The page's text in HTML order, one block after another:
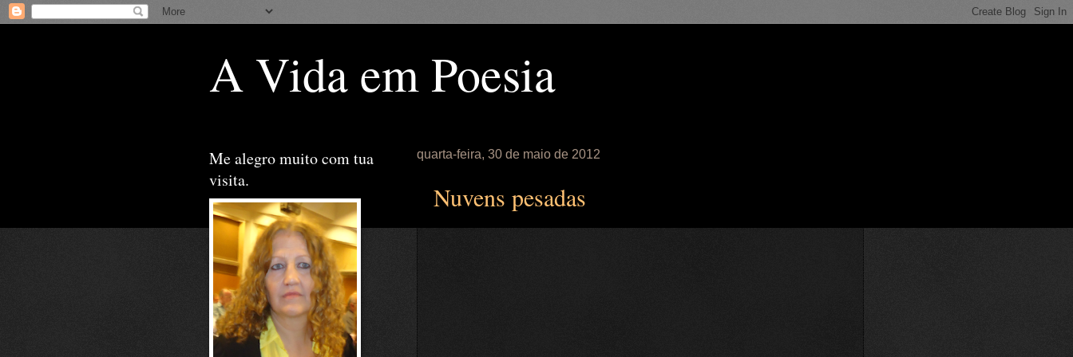
A Vida em Poesia
quarta-feira, 30 de maio de 2012
Nuvens pesadas
Me alegro muito com tua
visita.